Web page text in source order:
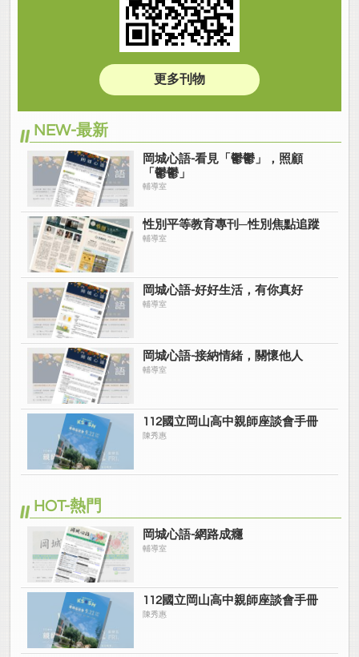
更多刊物
NEW-最新
岡城心語-看見「鬱鬱」，照顧
「鬱鬱」
輔導室
性別平等教育專刊─性別焦點追蹤
輔導室
岡城心語-好好生活，有你真好
輔導室
岡城心語-接納情緒，關懷他人
輔導室
112國立岡山高中親師座談會手冊
陳秀惠
HOT-熱門
岡城心語-網路成癮
輔導室
112國立岡山高中親師座談會手冊
陳秀惠